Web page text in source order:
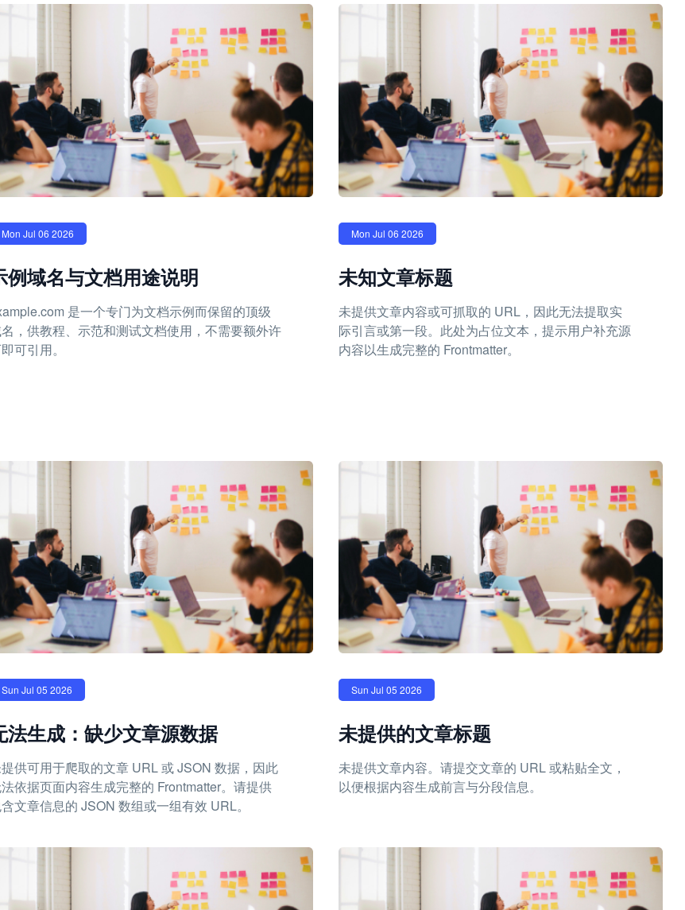
Mon Jul 06 2026
例域名与文档用途说明
是一个专门为文档示例而保留的顶级
，供教程、示范和测试文档使用，不需要额外许
可引用。
Mon Jul 06 2026
未知文章标题
未提供文章内容或可抓取的 URL，因此无法提取实
际引言或第一段。此处为占位文本，提示用户补充源
内容以生成完整的 Frontmatter。
Sun Jul 05 2026
法生成：缺少文章源数据
供可用于爬取的文章 URL 或 JSON 数据，因此
依据页面内容生成完整的 Frontmatter。请提供
文章信息的 JSON 数组或一组有效 URL。
Sun Jul 05 2026
未提供的文章标题
未提供文章内容。请提交文章的 URL 或粘贴全文，
以便根据内容生成前言与分段信息。